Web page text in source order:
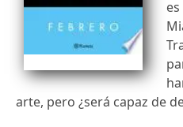
arte, pero ¿será capaz de